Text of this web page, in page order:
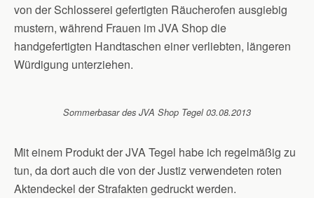
von der Schlosserei gefertigten Räucherofen ausgiebig
mustern, während Frauen im JVA Shop die
handgefertigten Handtaschen einer verliebten, längeren
Würdigung unterziehen.
Sommerbasar des JVA Shop Tegel 03.08.2013
Mit einem Produkt der JVA Tegel habe ich regelmäßig zu
tun, da dort auch die von der Justiz verwendeten roten
Aktendeckel der Strafakten gedruckt werden.